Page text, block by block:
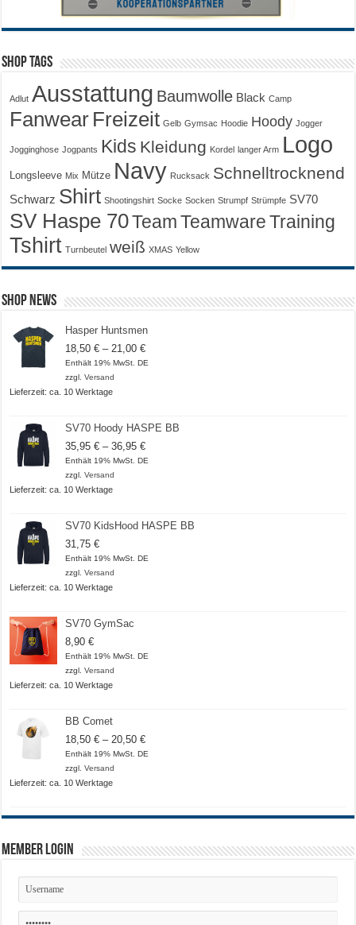
Shop Tags
Adlut Ausstattung Baumwolle Black Camp
Fanwear Freizeit Gelb Gymsac Hoodie Hoody Jogger
Jogginghose Jogpants Kids Kleidung Kordel langer Arm Logo
Longsleeve Mix Mütze Navy Rucksack Schnelltrocknend
Schwarz Shirt Shootingshirt Socke Socken Strumpf Strümpfe SV70
SV Haspe 70Team Teamware Training
Tshirt Turnbeutel weiß XMAS Yellow
Shop News
Hasper Huntsmen
18,50€ – 21,00€Preisspanne:
18,50 €
Enthält 19% MwSt. DE
zzgl.Versand
Lieferzeit: ca. 10 Werktage
SV70 Hoody HASPE BB
35,95€ –36,95€Preisspanne:
35,95 €
Enthält 19% MwSt. DE
zzgl.Versand
Lieferzeit: ca. 10 Werktage
SV70 KidsHood HASPE BB
31,75€
Enthält 19% MwSt. DE
zzgl.Versand
Lieferzeit: ca. 10 Werktage
SV70 GymSac
8,90€
Enthält 19% MwSt. DE
zzgl.Versand
Lieferzeit: ca. 10 Werktage
BB Comet
18,50€ – 20,50€Preisspanne:
18,50 €
Enthält 19% MwSt. DE
zzgl.Versand
Lieferzeit: ca. 10 Werktage
Member Login